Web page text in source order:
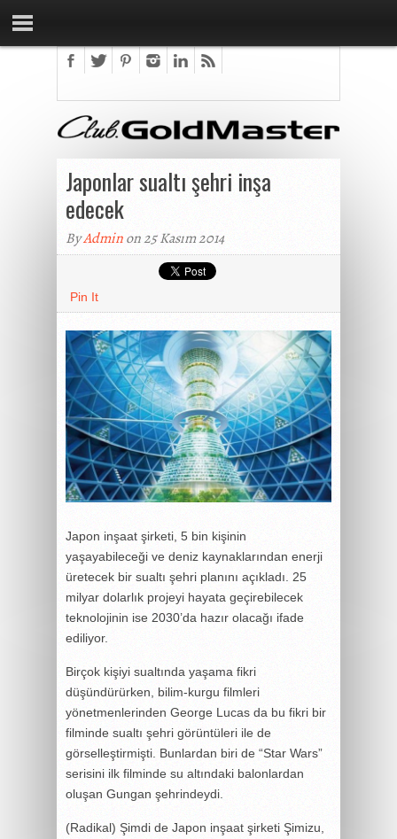
Japonlar sualtı şehri inşa
edecek
ByAdminon 25 Kasım 2014
Pin It
Japon inşaat şirketi, 5 bin kişinin
yaşayabileceği ve deniz kaynaklarından enerji
üretecek bir sualtı şehri planını açıkladı. 25
milyar dolarlık projeyi hayata geçirebilecek
teknolojinin ise 2030’da hazır olacağı ifade
ediliyor.
Birçok kişiyi sualtında yaşama fikri
düşündürürken, bilim-kurgu filmleri
yönetmenlerinden George Lucas da bu fikri bir
filminde sualtı şehri görüntüleri ile de
görselleştirmişti. Bunlardan biri de “Star Wars”
serisini ilk filminde su altındaki balonlardan
oluşan Gungan şehrindeydi.
(Radikal) Şimdi de Japon inşaat şirketi Şimizu,